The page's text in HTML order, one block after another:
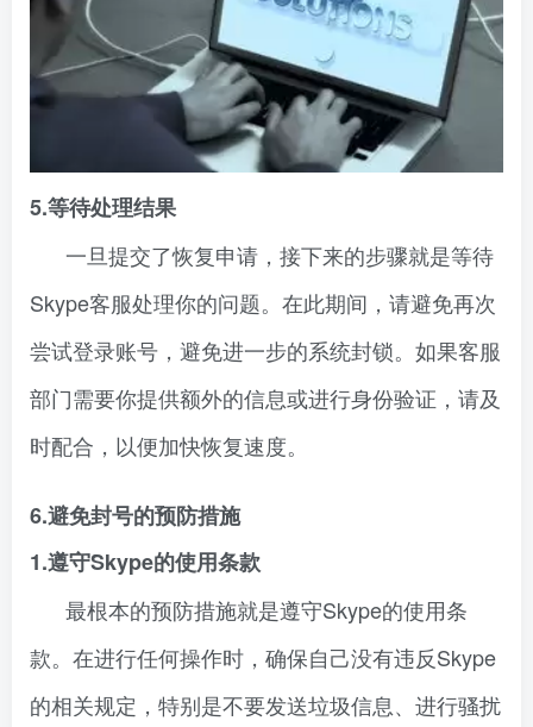
5.等待处理结果
一旦提交了恢复申请，接下来的步骤就是等待
Skype客服处理你的问题。在此期间，请避免再次
尝试登录账号，避免进一步的系统封锁。如果客服
部门需要你提供额外的信息或进行身份验证，请及
时配合，以便加快恢复速度。
6.避免封号的预防措施
1.遵守Skype的使用条款
最根本的预防措施就是遵守Skype的使用条
款。在进行任何操作时，确保自己没有违反Skype
的相关规定，特别是不要发送垃圾信息、进行骚扰